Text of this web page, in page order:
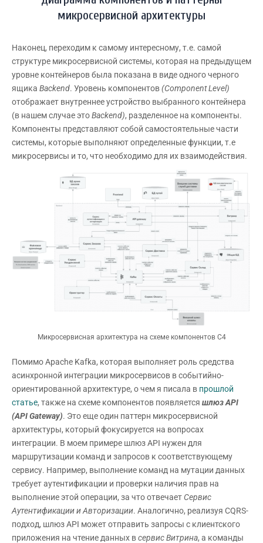
микросервисной архитектуры
Наконец, переходим к самому интересному, т.е. самой
структуре микросервисной системы, которая на предыдущем
уровне контейнеров была показана в виде одного черного
ящика Backend. Уровень компонентов(Component Level)
отображает внутреннее устройство выбранного контейнера
(в нашем случае этоBackend), разделенное на компоненты.
Компоненты представляют собой самостоятельные части
системы, которые выполняют определенные функции, т.е
микросервисы и то, что необходимо для их взаимодействия.
Микросервисная архитектура на схеме компонентов С4
Помимо Apache Kafka, которая выполняет роль средства
асинхронной интеграции микросервисов в событийно-
ориентированной архитектуре, о чем я писала в прошлой
статье, также на схеме компонентов появляется шлюзAPI
(APIGateway). Это еще один паттерн микросервисной
архитектуры, который фокусируется на вопросах
интеграции. В моем примере шлюз API нужен для
маршрутизации команд и запросов к соответствующему
сервису. Например, выполнение команд на мутации данных
требует аутентификации и проверки наличия прав на
выполнение этой операции, за что отвечает Сервис
Аутентификации и Авторизации. Аналогично, реализуя CQRS-
подход, шлюз API может отправить запросы с клиентского
приложения на чтение данных всервис Витрина, а команды